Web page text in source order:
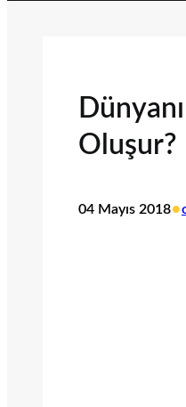
Oluşur?
04 Mayıs 2018•